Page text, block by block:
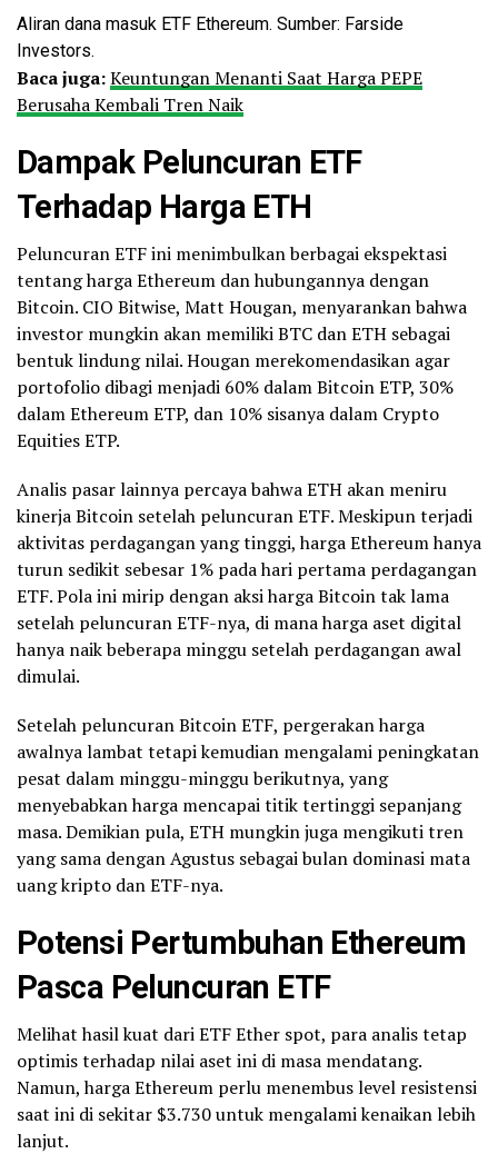
Aliran dana masuk ETF Ethereum. Sumber: Farside
Investors.
Baca juga:Keuntungan Menanti Saat Harga PEPE
Berusaha Kembali Tren Naik
Dampak Peluncuran ETF
Terhadap Harga ETH
Peluncuran ETF ini menimbulkan berbagai ekspektasi
tentang harga Ethereum dan hubungannya dengan
Bitcoin. CIO Bitwise, Matt Hougan, menyarankan bahwa
investor mungkin akan memiliki BTC dan ETH sebagai
bentuk lindung nilai. Hougan merekomendasikan agar
portofolio dibagi menjadi 60% dalam Bitcoin ETP, 30%
dalam Ethereum ETP, dan 10% sisanya dalam Crypto
Equities ETP.
Analis pasar lainnya percaya bahwa ETH akan meniru
kinerja Bitcoin setelah peluncuran ETF. Meskipun terjadi
aktivitas perdagangan yang tinggi, harga Ethereum hanya
turun sedikit sebesar 1% pada hari pertama perdagangan
ETF. Pola ini mirip dengan aksi harga Bitcoin tak lama
setelah peluncuran ETF-nya, di mana harga aset digital
hanya naik beberapa minggu setelah perdagangan awal
dimulai.
Setelah peluncuran Bitcoin ETF, pergerakan harga
awalnya lambat tetapi kemudian mengalami peningkatan
pesat dalam minggu-minggu berikutnya, yang
menyebabkan harga mencapai titik tertinggi sepanjang
masa. Demikian pula, ETH mungkin juga mengikuti tren
yang sama dengan Agustus sebagai bulan dominasi mata
uang kripto dan ETF-nya.
Potensi Pertumbuhan Ethereum
Pasca Peluncuran ETF
Melihat hasil kuat dari ETF Ether spot, para analis tetap
optimis terhadap nilai aset ini di masa mendatang.
Namun, harga Ethereum perlu menembus level resistensi
saat ini di sekitar $3.730 untuk mengalami kenaikan lebih
lanjut.